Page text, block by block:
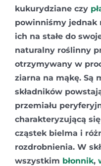
kukurydziane czy
powinniśmy jednak
ich na stałe do
naturalny roślinny
otrzymywany w
ziarna na mąkę. Są
składników
przemiału
charakteryzującą
cząstek bielma i
rozdrobnienia. W
wszystkim błonnik,